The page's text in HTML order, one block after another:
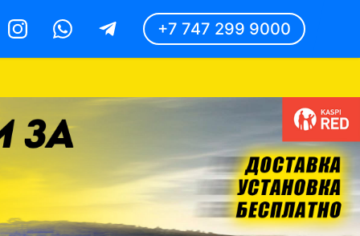
InstagramWhatsappTelegram +7 747 299 9000